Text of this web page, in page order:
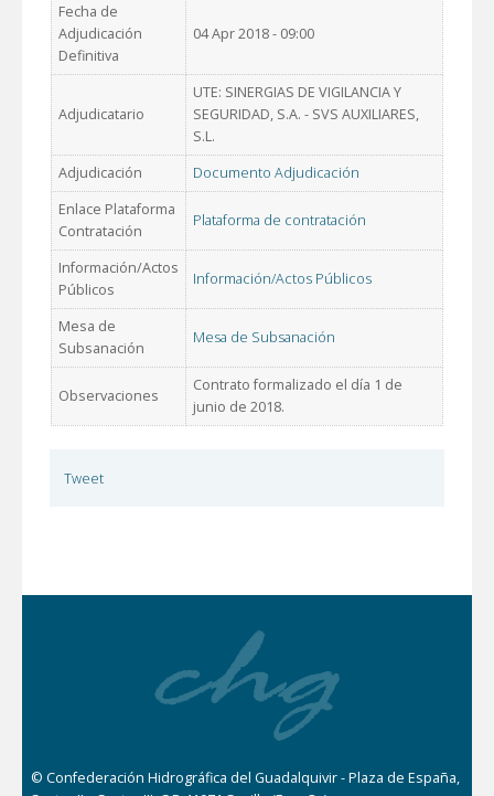
Fecha de
Adjudicación
Definitiva
04 Apr 2018 - 09:00
Adjudicatario
UTE: SINERGIAS DE VIGILANCIA Y
SEGURIDAD, S.A. - SVS AUXILIARES,
S.L.
Adjudicación
Documento Adjudicación
Enlace Plataforma
Contratación
Plataforma de contratación
Información/Actos
Públicos
Información/Actos Públicos
Mesa de
Subsanación
Mesa de Subsanación
Observaciones
Contrato formalizado el día 1 de
junio de 2018.
Tweet
© Confederación Hidrográfica del Guadalquivir - Plaza de España,